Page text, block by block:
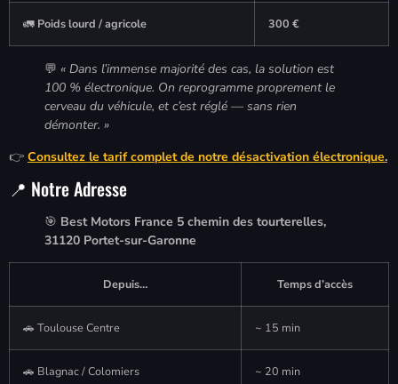
🚛 Poids lourd / agricole 300 €
💬 « Dans l’immense majorité des cas, la solution est
100 % électronique. On reprogramme proprement le
cerveau du véhicule, et c’est réglé — sans rien
démonter. »
👉 Consultez le tarif complet de notre désactivation électronique.
📍 Notre Adresse
🎯 Best Motors France 5 chemin des tourterelles,
31120 Portet-sur-Garonne
Depuis… Temps d’accès
🚗 Toulouse Centre ~ 15 min
🚗 Blagnac / Colomiers ~ 20 min